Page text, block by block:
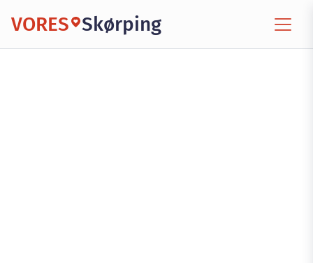
VORES Skørping